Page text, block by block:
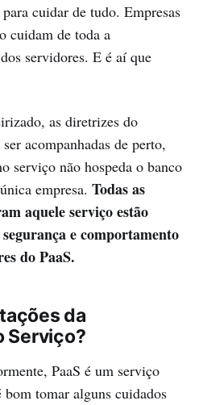
cuidar de tudo. Empresas
cuidam de toda a
servidores. E é aí que
as diretrizes do
acompanhadas de perto,
serviço não hospeda o banco
empresa. Todas as
aquele serviço estão
e comportamento
do PaaS.
da
Serviço?
PaaS é um serviço
tomar alguns cuidados